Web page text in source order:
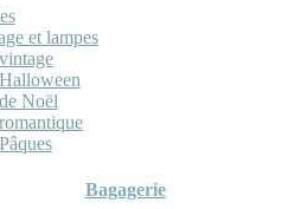
et lampes
Noël
Bagagerie